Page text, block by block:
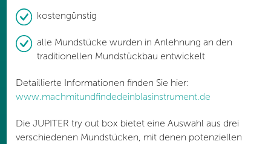
kostengünstig
alle Mundstücke wurden in Anlehnung an den
traditionellen Mundstückbau entwickelt
Detaillierte Informationen finden Sie hier:
www.machmitundfindedeinblasinstrument.de
Die JUPITER try out box bietet eine Auswahl aus drei
verschiedenen Mundstücken, mit denen potenziellen